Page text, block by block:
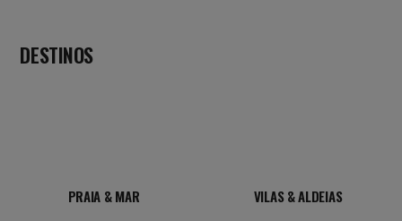
DESTINOS
PRAIA & MAR VILAS & ALDEIAS